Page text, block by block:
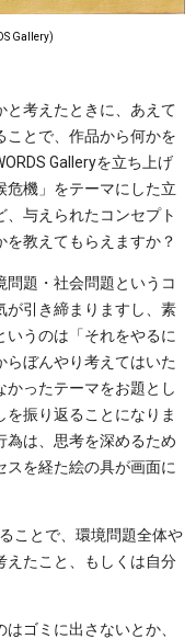
Gallery)
と考えたときに、あえて
ことで、作品から何かを
Galleryを立ち上げ
危機」をテーマにした立
与えられたコンセプト
教えてもらえますか？
題・社会問題というコ
が引き締まりますし、素
うのは「それをやるに
らぼんやり考えてはいた
かったテーマをお題とし
振り返ることになりま
為は、思考を深めるため
を経た絵の具が画面に
ことで、環境問題全体や
えたこと、もしくは自分
ゴミに出さないとか、